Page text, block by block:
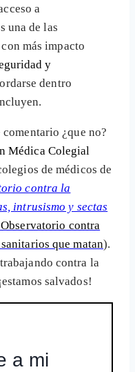
a
una de las
más impacto
y
dentro
¿que no?
Médica Colegial
de médicos de
contra la
intrusismo y sectas
contra
que matan).
contra la
salvados!
a mi